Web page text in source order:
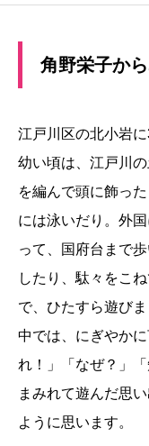
角野栄子か
江戸川区の北小岩
幼い頃は、江戸川
を編んで頭に飾っ
には泳いだり。外
って、国府台まで
したり、駄々をこ
で、ひたすら遊び
中では、にぎやか
れ！」「なぜ？」
まみれて遊んだ思
ように思います。
コラム